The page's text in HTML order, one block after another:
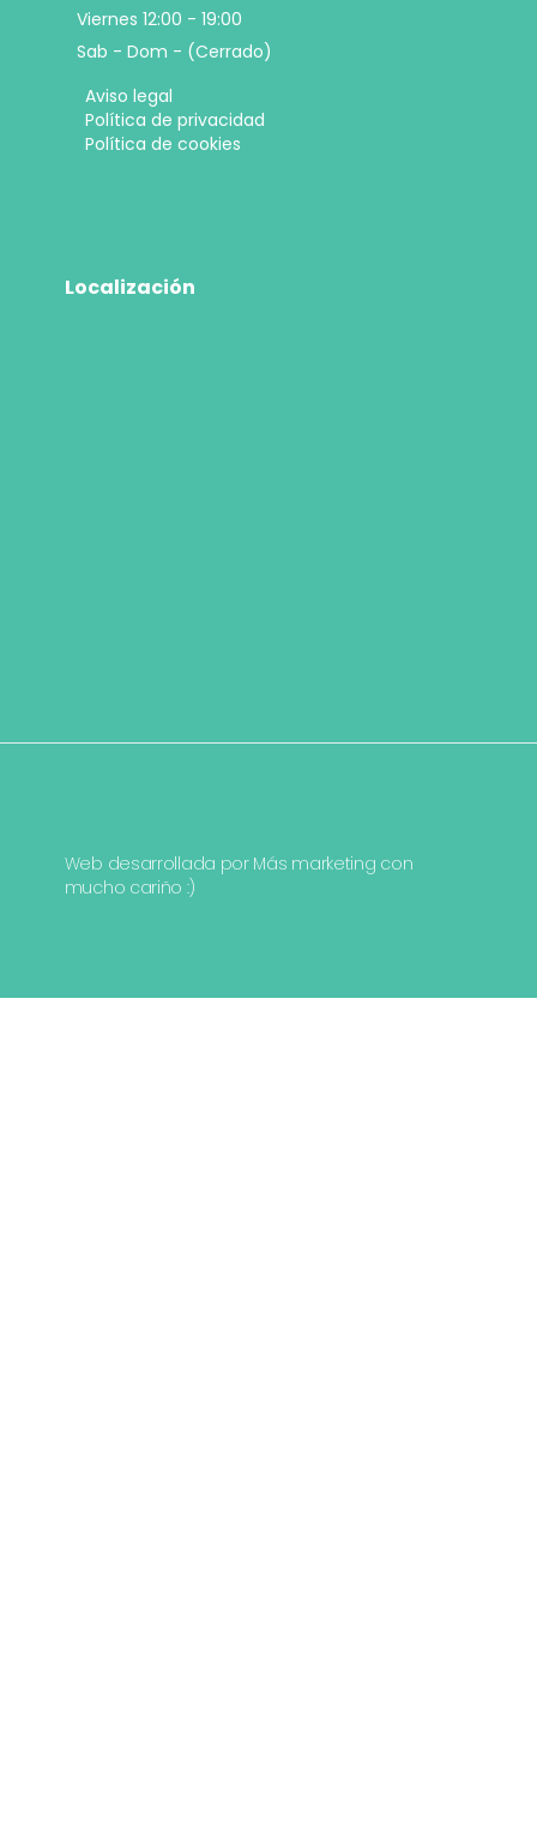
Viernes 12:00 - 19:00
Sab - Dom - (Cerrado)
Aviso legal
Política de privacidad
Política de cookies
Localización
Web desarrollada por Más marketing con
mucho cariño :)